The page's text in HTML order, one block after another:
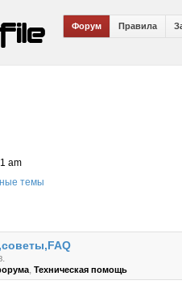
Форум Правила
am
темы
, Техническая помощь